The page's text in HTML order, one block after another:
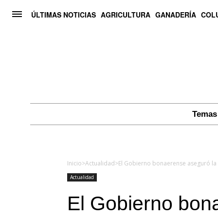
ÚLTIMAS NOTICIAS AGRICULTURA GANADERÍA
Inicio>Actualidad>El Gobierno bonaerense aseguró
Actualidad
El Gobierno